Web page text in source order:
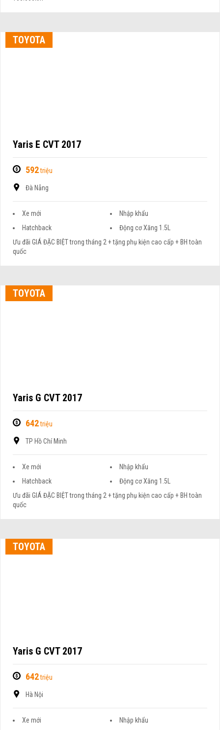
TOYOTA
Yaris E CVT 2017
592triệu
Đà Nẵng
Xe mới
Nhập khẩu
Hatchback
Động cơ Xăng 1.5L
Ưu đãi GIÁ ĐẶC BIỆT trong tháng 2 + tặng phụ kiện cao cấp + BH toàn
quốc
TOYOTA
Yaris G CVT 2017
642triệu
TP Hồ Chí Minh
Xe mới
Nhập khẩu
Hatchback
Động cơ Xăng 1.5L
Ưu đãi GIÁ ĐẶC BIỆT trong tháng 2 + tặng phụ kiện cao cấp + BH toàn
quốc
TOYOTA
Yaris G CVT 2017
642triệu
Hà Nội
Xe mới
Nhập khẩu